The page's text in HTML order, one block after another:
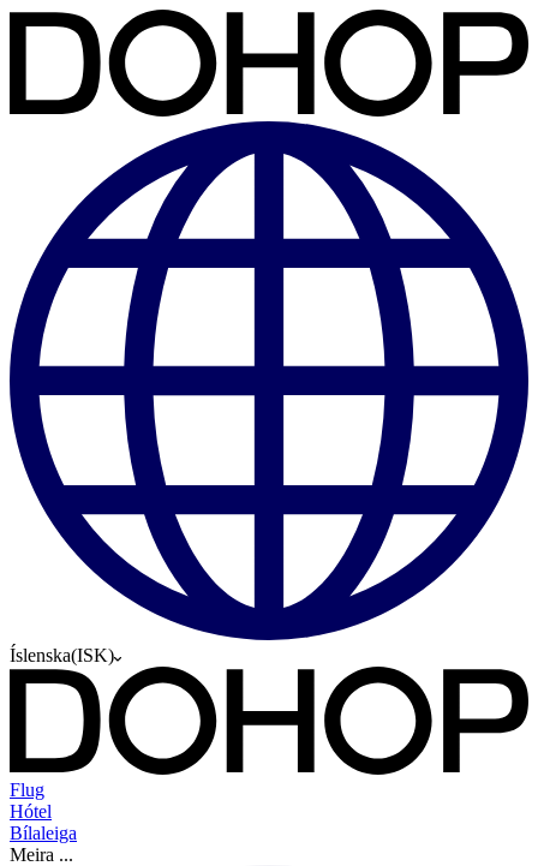
Íslenska(ISK)
Flug
Hótel
Bílaleiga
Meira ...